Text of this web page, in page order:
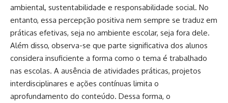
ambiental, sustentabilidade e responsabilidade social. No
entanto, essa percepção positiva nem sempre se traduz em
práticas efetivas, seja no ambiente escolar, seja fora dele.
Além disso, observa-se que parte significativa dos alunos
considera insuficiente a forma como o tema é trabalhado
nas escolas. A ausência de atividades práticas, projetos
interdisciplinares e ações contínuas limita o
aprofundamento do conteúdo. Dessa forma, o